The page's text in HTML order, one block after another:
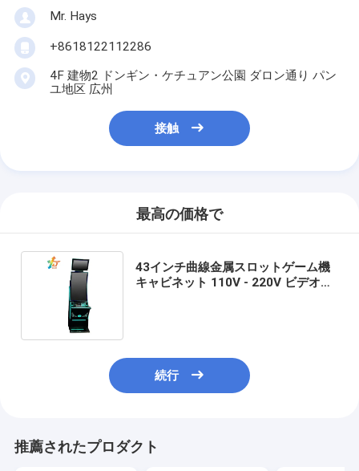
Mr. Hays
+8618122112286
4F 建物2 ドンギン・ケチュアン公園 ダロン通り パン
ユ地区 広州
接触
最高の価格で
43インチ曲線金属スロットゲーム機
キャビネット 110V - 220V ビデオゲ
続行
推薦されたプロダクト